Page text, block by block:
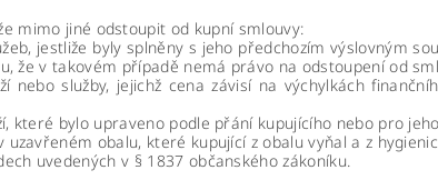
mimo jiné odstoupit od kupní smlouvy:
jestliže byly splněny s jeho předchozím výslovným
že v takovém případě nemá právo na odstoupení od
nebo služby, jejichž cena závisí na výchylkách
které bylo upraveno podle přání kupujícího nebo pro
uzavřeném obalu, které kupující z obalu vyňal a z
uvedených v § 1837 občanského zákoníku.